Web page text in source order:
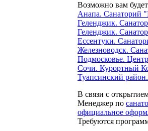
Возможно вам
Анапа. Санаторий
Геленджик.
Геленджик.
Ессентуки.
Железноводск.
Подмосковье.
Сочи. Курортный
Туапсинский
В связи с
Менеджер по
официальное
Требуются